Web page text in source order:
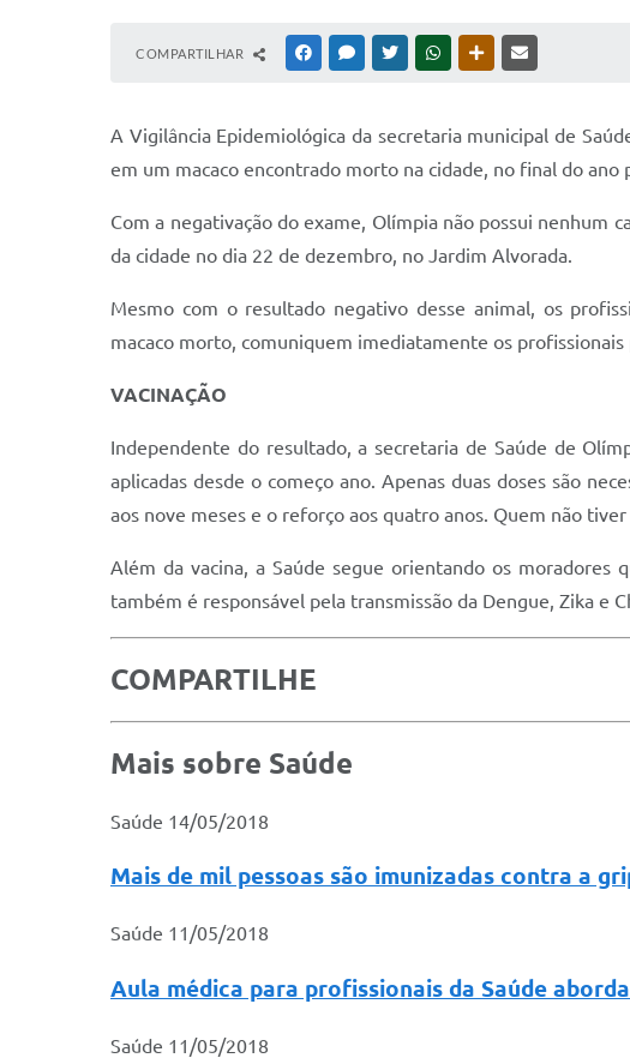
COMPARTILHAR FACEBOOKMESSENGER
TWITTERWHATSAPPOUTRAS MÍDIAS
A Vigilância Epidemiológica da secretaria municipal de
em um macaco encontrado morto na cidade, no final do
Com a negativação do exame, Olímpia não possui nenhum
da cidade no dia 22 de dezembro, no Jardim Alvorada.
Mesmo com o resultado negativo desse animal, os
macaco morto, comuniquem imediatamente os
VACINAÇÃO
Independente do resultado, a secretaria de Saúde de
aplicadas desde o começo ano. Apenas duas doses são
aos nove meses e o reforço aos quatro anos. Quem não
Além da vacina, a Saúde segue orientando os moradores
também é responsável pela transmissão da Dengue, Zika e
COMPARTILHE
Mais sobre Saúde
Saúde 14/05/2018
Mais de mil pessoas são imunizadas contra a
Saúde 11/05/2018
Aula médica para profissionais da Saúde
Saúde 11/05/2018